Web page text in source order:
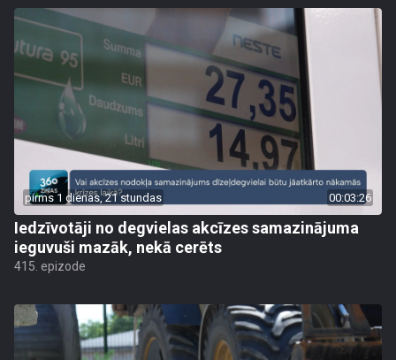
pirms 1 dienas, 21 stundas 00:03:26
Iedzīvotāji no degvielas akcīzes samazinājuma
ieguvuši mazāk, nekā cerēts
415. epizode